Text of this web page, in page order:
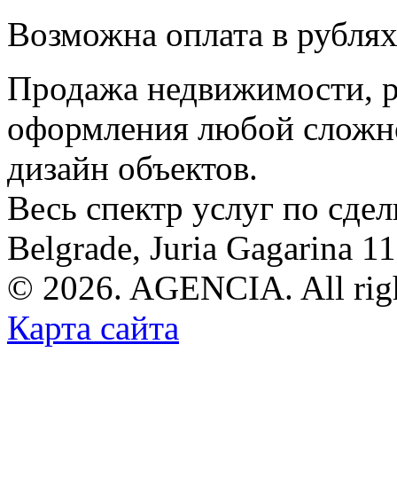
Возможна оплата в
Продажа недвижимости,
оформления любой
дизайн объектов.
Весь спектр услуг по
Belgrade, Juria Gagarina
© 2026. AGENCIA. All
Карта сайта